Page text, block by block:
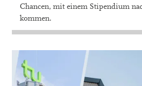
Chancen, mit einem Stipendium
kommen.